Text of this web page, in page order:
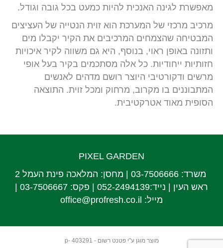
מאפשרת לגינה האנכית להיות כמעט בכל גובה וגודל.
מרכיב מרכזי של המערכת הוא זוית הנטייה של העציצים
המבטיחה שהצמחים המרכיבים את הקיר יקבלו מים
ותזונה באופן ראוי, בנוסף, היא גם משווה לקיר איכויות
חזותיות ייחודיות. כל אלה מסתכמים בקיר בעל אופי
מרשים ודקורטיבי היוצר רושם מדהים לאנשים
המתבוננים בו מקרוב, מרחוק ומכל זוית. התוצאה
הסופית מאוד אטרקטיבית.
PIXEL GARDEN
משרד: 03-7506666 | מחסן: המלאכה פינת העמל 2
מייל: office@profresh.co.il
מוצר מוגן ע"י פטנט רשום - p- 403291